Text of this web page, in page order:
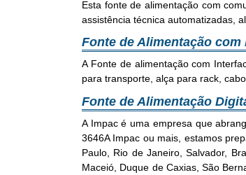
Esta fonte de alimentação com
assistência técnica automatizadas,
Fonte de Alimentação
A Fonte de alimentação com
para transporte, alça para rack,
Fonte de Alimentação
A Impac é uma empresa que
3646A Impac ou mais, estamos
Paulo, Rio de Janeiro, Salvador,
Maceió, Duque de Caxias, São